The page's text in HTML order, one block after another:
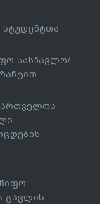
სასწავლო/
გავლის